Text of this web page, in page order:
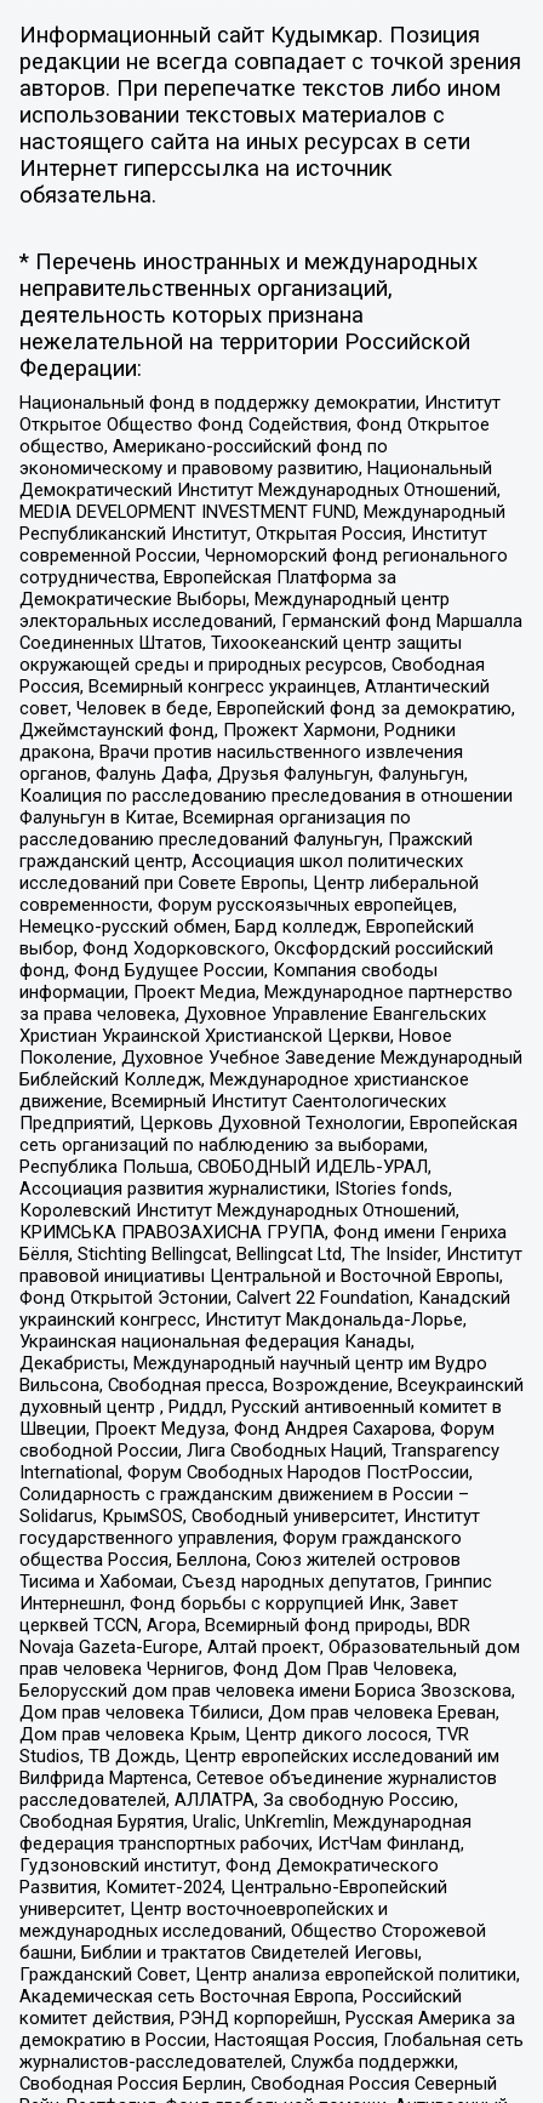
Информационный сайт Кудымкар. Позиция
редакции не всегда совпадает с точкой зрения
авторов. При перепечатке текстов либо ином
использовании текстовых материалов с
настоящего сайта на иных ресурсах в сети
Интернет гиперссылка на источник
обязательна.
* Перечень иностранных и международных
неправительственных организаций,
деятельность которых признана
нежелательной на территории Российской
Федерации:
Национальный фонд в поддержку демократии, Институт
Открытое Общество Фонд Содействия, Фонд Открытое
общество, Американо-российский фонд по
экономическому и правовому развитию, Национальный
Демократический Институт Международных Отношений,
MEDIA DEVELOPMENT INVESTMENT FUND, Международный
Республиканский Институт, Открытая Россия, Институт
современной России, Черноморский фонд регионального
сотрудничества, Европейская Платформа за
Демократические Выборы, Международный центр
электоральных исследований, Германский фонд Маршалла
Соединенных Штатов, Тихоокеанский центр защиты
окружающей среды и природных ресурсов, Свободная
Россия, Всемирный конгресс украинцев, Атлантический
совет, Человек в беде, Европейский фонд за демократию,
Джеймстаунский фонд, Прожект Хармони, Родники
дракона, Врачи против насильственного извлечения
органов, Фалунь Дафа, Друзья Фалуньгун, Фалуньгун,
Коалиция по расследованию преследования в отношении
Фалуньгун в Китае, Всемирная организация по
расследованию преследований Фалуньгун, Пражский
гражданский центр, Ассоциация школ политических
исследований при Совете Европы, Центр либеральной
современности, Форум русскоязычных европейцев,
Немецко-русский обмен, Бард колледж, Европейский
выбор, Фонд Ходорковского, Оксфордский российский
фонд, Фонд Будущее России, Компания свободы
информации, Проект Медиа, Международное партнерство
за права человека, Духовное Управление Евангельских
Христиан Украинской Христианской Церкви, Новое
Поколение, Духовное Учебное Заведение Международный
Библейский Колледж, Международное христианское
движение, Всемирный Институт Саентологических
Предприятий, Церковь Духовной Технологии, Европейская
сеть организаций по наблюдению за выборами,
Республика Польша, СВОБОДНЫЙ ИДЕЛЬ-УРАЛ,
Ассоциация развития журналистики, IStories fonds,
Королевский Институт Международных Отношений,
КРИМСЬКА ПРАВОЗАХИСНА ГРУПА, Фонд имени Генриха
Бёлля, Stichting Bellingcat, Bellingcat Ltd, The Insider, Институт
правовой инициативы Центральной и Восточной Европы,
Фонд Открытой Эстонии, Calvert 22 Foundation, Канадский
украинский конгресс, Институт Макдональда-Лорье,
Украинская национальная федерация Канады,
Декабристы, Международный научный центр им Вудро
Вильсона, Свободная пресса, Возрождение, Всеукраинский
духовный центр , Риддл, Русский антивоенный комитет в
Швеции, Проект Медуза, Фонд Андрея Сахарова, Форум
свободной России, Лига Свободных Наций, Transparеncy
International, Форум Свободных Народов ПостРоссии,
Солидарность с гражданским движением в России –
Solidarus, КрымSOS, Свободный университет, Институт
государственного управления, Форум гражданского
общества Россия, Беллона, Союз жителей островов
Тисима и Хабомаи, Съезд народных депутатов, Гринпис
Интернешнл, Фонд борьбы с коррупцией Инк, Завет
церквей TCCN, Агора, Всемирный фонд природы, BDR
Novaja Gazeta-Europe, Алтай проект, Образовательный дом
прав человека Чернигов, Фонд Дом Прав Человека,
Белорусский дом прав человека имени Бориса Звозскова,
Дом прав человека Тбилиси, Дом прав человека Ереван,
Дом прав человека Крым, Центр дикого лосося, TVR
Studios, ТВ Дождь, Центр европейских исследований им
Вилфрида Мартенса, Сетевое объединение журналистов
расследователей, АЛЛАТРА, За свободную Россию,
Свободная Бурятия, Uralic, UnKremlin, Международная
федерация транспортных рабочих, ИстЧам Финланд,
Гудзоновский институт, Фонд Демократического
Развития, Комитет-2024, Центрально-Европейский
университет, Центр восточноевропейских и
международных исследований, Общество Сторожевой
башни, Библии и трактатов Свидетелей Иеговы,
Гражданский Совет, Центр анализа европейской политики,
Академическая сеть Восточная Европа, Российский
комитет действия, РЭНД корпорейшн, Русская Америка за
демократию в России, Настоящая Россия, Глобальная сеть
журналистов-расследователей, Служба поддержки,
Свободная Россия Берлин, Свободная Россия Северный